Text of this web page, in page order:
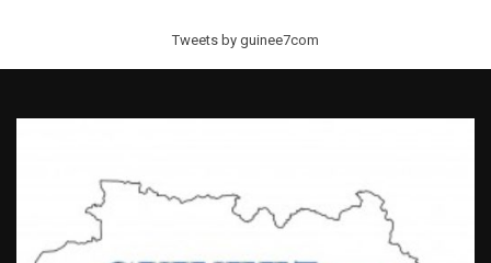
Tweets by guinee7com